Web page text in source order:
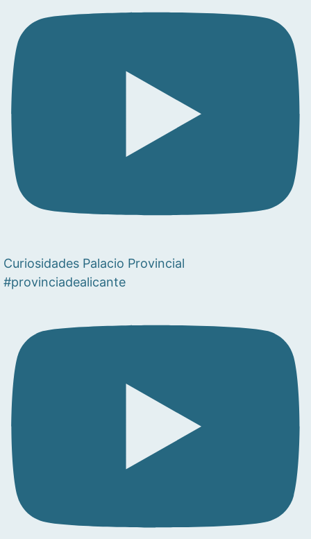
Curiosidades Palacio Provincial
#provinciadealicante